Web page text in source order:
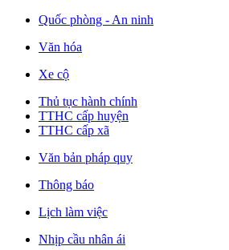
Quốc phòng - An ninh
Văn hóa
Xe cộ
Thủ tục hành chính
TTHC cấp huyện
TTHC cấp xã
Văn bản pháp quy
Thông báo
Lịch làm việc
Nhịp cầu nhân ái